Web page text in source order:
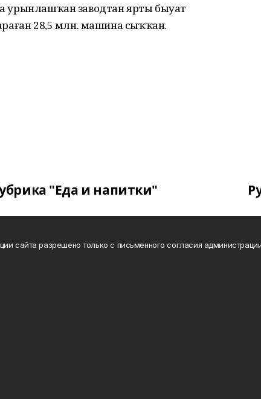
урынлашҡан заводтан ярты быуат
28,5 млн. машина сыҡҡан.
"Еда и напитки"
сайта разрешено только с письменного согласия